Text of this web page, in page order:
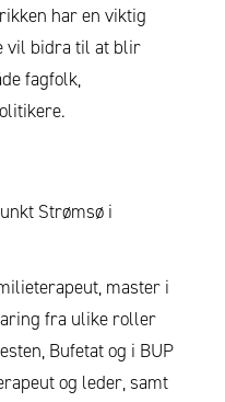
har en viktig
vil bidra til at blir
fagfolk,
Strømsø i
master i
fra ulike roller
Bufetat og i BUP
og leder, samt